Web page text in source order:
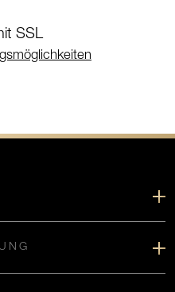
SSL